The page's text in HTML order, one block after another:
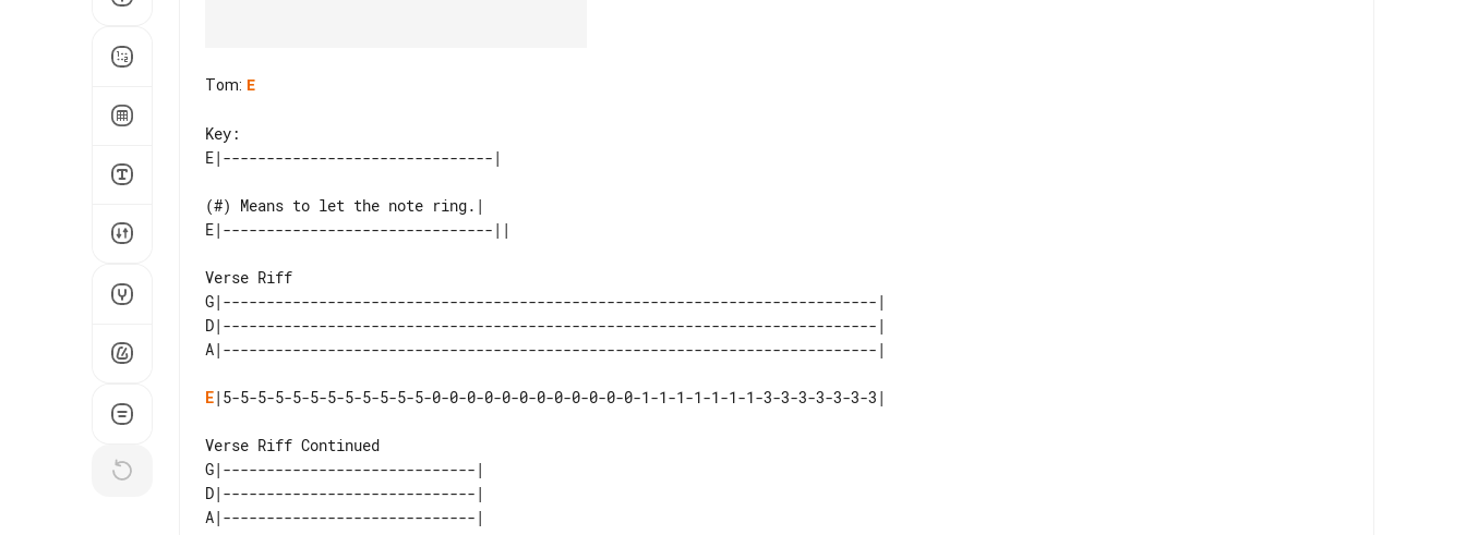
Tom: E
Key:
(#) Means to let the note ring.|
Verse Riff
G|---------------------------------------------------------------------------|
D|---------------------------------------------------------------------------|
E|5-5-5-5-5-5-5-5-5-5-5-5-0-0-0-0-0-0-0-0-0-0-0-0-1-1-1-1-1-1-1-3-3-3-3-3-3-3|
Verse Riff Continued
G|-----------------------------|
D|-----------------------------|